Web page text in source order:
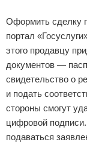
Оформить сделку
портал
этого продавцу
документов —
свидетельство о
и подать
стороны смогут
цифровой
подаваться